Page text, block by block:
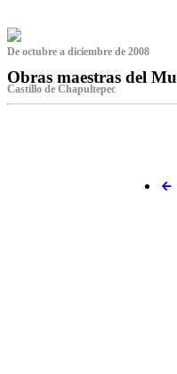
De octubre a diciembre de 2008
Obras maestras del
Castillo de Chapultepec